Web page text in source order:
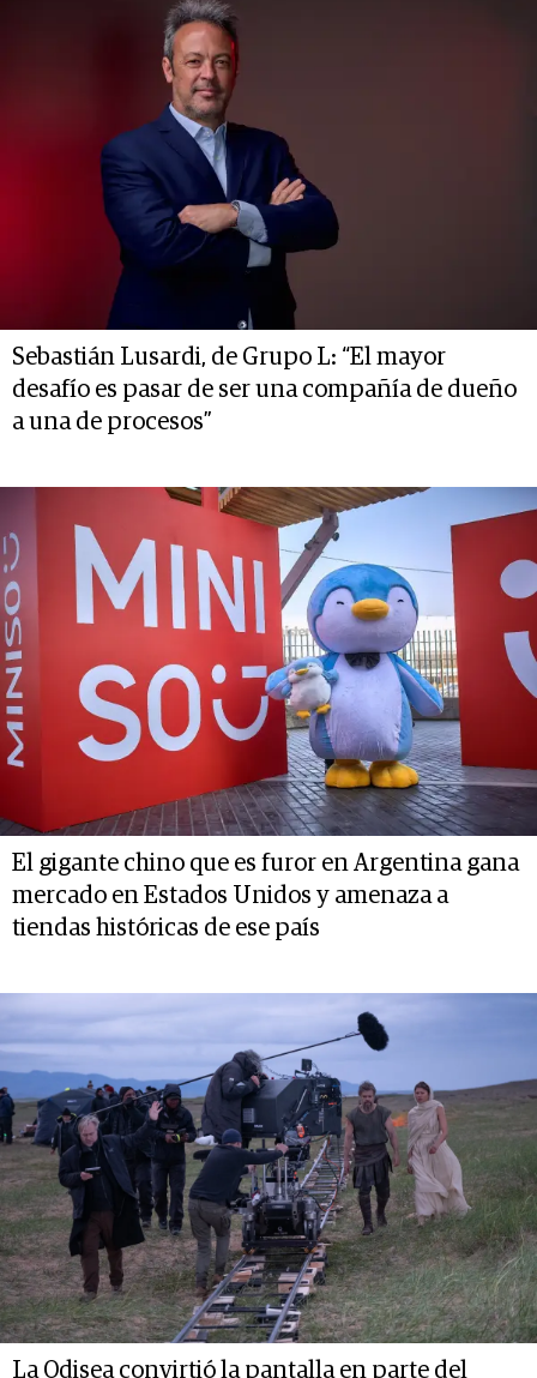
Sebastián Lusardi, de Grupo L: “El mayor
desafío es pasar de ser una compañía de dueño
a una de procesos”
El gigante chino que es furor en Argentina gana
mercado en Estados Unidos y amenaza a
tiendas históricas de ese país
La Odisea convirtió la pantalla en parte del